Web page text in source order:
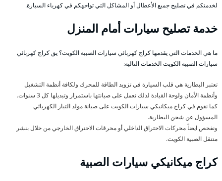
لخدمتكم في تصليح جميع الأعطال أو المشاكل التي تواجهكم في كهرباء السيارة.
خدمة تصليح سيارات أمام المنزل
ما هي الخدمات التي يقدمها كراج كهربائي سيارات الصبية الكويت؟ يق كراج كهربائي
سيارات الصبية الكويت الخدمات التالية:
تعتبر البطارية هي قلب السيارة في تزويد الطاقة للمحرك ولكافة أنظمة التشغيل
وأنظمة الأمان ولوحة القيادة لذلك نعمل على صيانتها باستمرار وتبديلها كل 3 سنوات.
كما نقوم في كراج ميكانيكي سيارات الكويت على صيانة مولد التيار الكهربائي
المسؤول عن شحن البطارية.
ونفحص ايضاً محركات الاحتراق الداخلي أو محرقات الاحتراق الخارجي من خلال بنشر
متنقل الصبية الكويت.
كراج ميكانيكي سيارات الصبية